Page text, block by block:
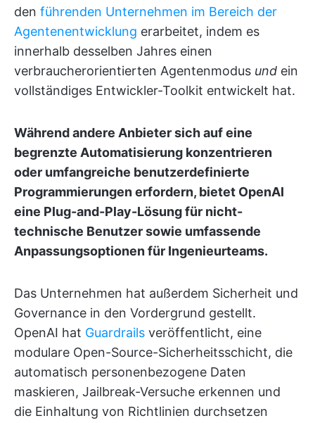
den führenden Unternehmen im Bereich der
Agentenentwicklung erarbeitet, indem es
innerhalb desselben Jahres einen
verbraucherorientierten Agentenmodus und ein
vollständiges Entwickler-Toolkit entwickelt hat.
Während andere Anbieter sich auf eine
begrenzte Automatisierung konzentrieren
oder umfangreiche benutzerdefinierte
Programmierungen erfordern, bietet OpenAI
eine Plug-and-Play-Lösung für nicht-
technische Benutzer sowie umfassende
Anpassungsoptionen für Ingenieurteams.
Das Unternehmen hat außerdem Sicherheit und
Governance in den Vordergrund gestellt.
OpenAI hat Guardrails veröffentlicht, eine
modulare Open-Source-Sicherheitsschicht, die
automatisch personenbezogene Daten
maskieren, Jailbreak-Versuche erkennen und
die Einhaltung von Richtlinien durchsetzen